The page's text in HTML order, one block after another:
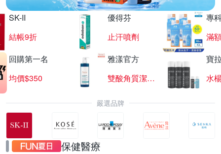
SK-II
結帳9折
優得芬
止汗噴劑
專
滿
回購第一名
均價$350
雅漾官方
雙酸角質潔膚露
寶
水
嚴選品牌
保健醫療